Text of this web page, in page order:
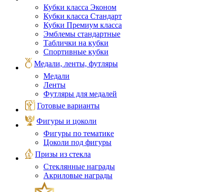
Кубки класса Эконом
Кубки класса Стандарт
Кубки Премиум класса
Эмблемы стандартные
Таблички на кубки
Спортивные кубки
Медали, ленты, футляры
Медали
Ленты
Футляры для медалей
Готовые варианты
Фигуры и цоколи
Фигуры по тематике
Цоколи под фигуры
Призы из стекла
Стеклянные награды
Акриловые награды